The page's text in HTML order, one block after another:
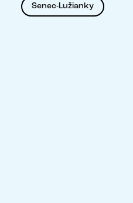
Senec-Lužianky